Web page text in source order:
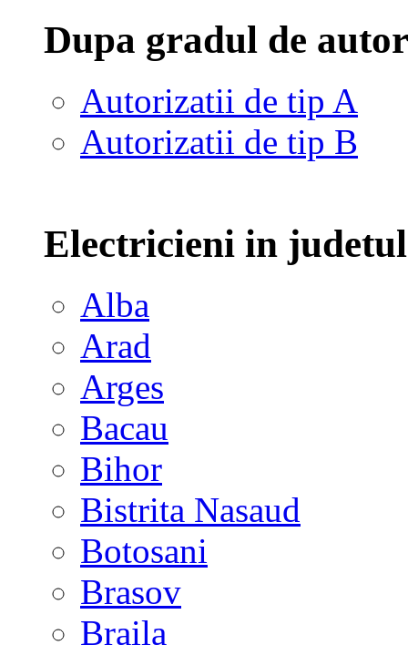
Dupa gradul de
Autorizatii de tip A
Autorizatii de tip B
Electricieni in
Alba
Arad
Arges
Bacau
Bihor
Bistrita Nasaud
Botosani
Brasov
Braila